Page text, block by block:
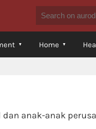
Home
anak-anak